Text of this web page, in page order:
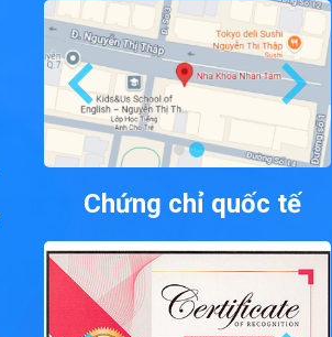
Chứng chỉ quốc tế